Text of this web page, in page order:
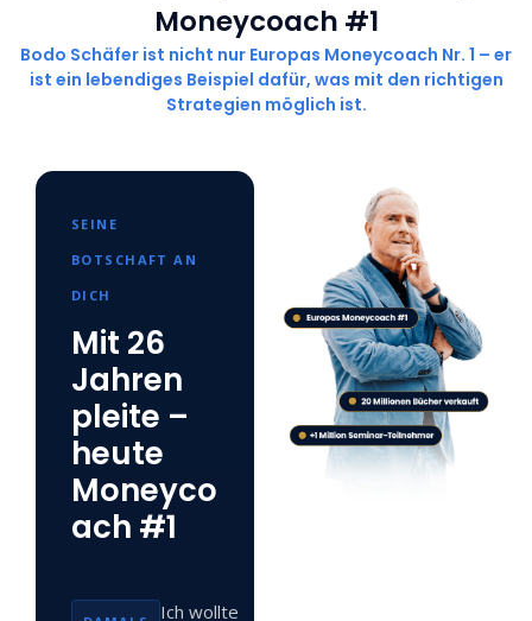
Moneycoach #1
Bodo Schäfer ist nicht nur Europas Moneycoach Nr. 1 – er
ist ein lebendiges Beispiel dafür, was mit den richtigen
Strategien möglich ist.
SEINE
BOTSCHAFT AN
DICH
Mit 26
Jahren
pleite –
heute
Moneyco
ach #1
Ich wollte